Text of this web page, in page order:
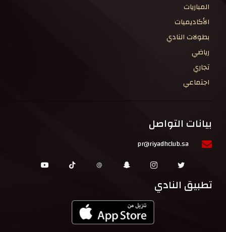
المباريات
الأكاديميات
بطولات النادي
رياضي
تجاري
اجتماعي
بيانات التواصل
pr@riyadhclub.sa
تطبيق النادي